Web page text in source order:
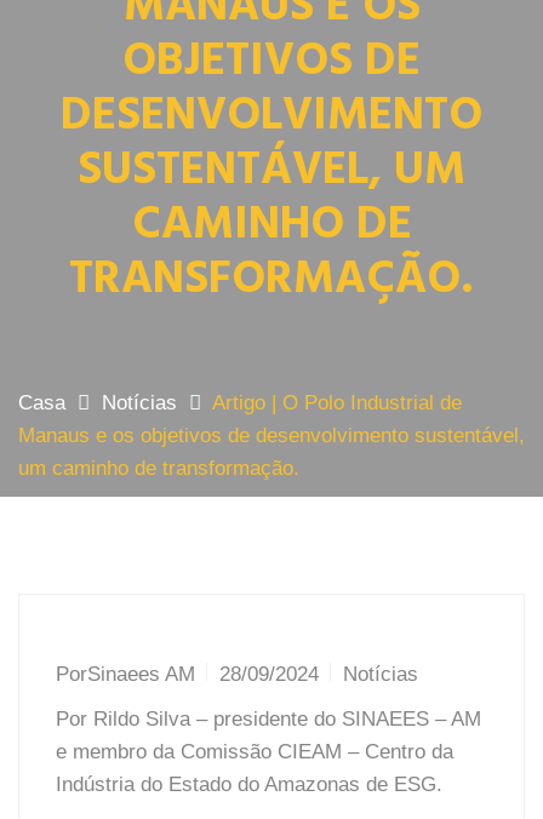
OBJETIVOS DE
DESENVOLVIMENTO
SUSTENTÁVEL, UM
CAMINHO DE
TRANSFORMAÇÃO.
Casa Notícias
Artigo | O Polo Industrial de
Manaus e os objetivos de desenvolvimento sustentável,
um caminho de transformação.
PorSinaees AM 28/09/2024
Notícias
Por Rildo Silva– presidente do SINAEES – AM
e membro da Comissão CIEAM – Centro da
Indústria do Estado do Amazonas de ESG.